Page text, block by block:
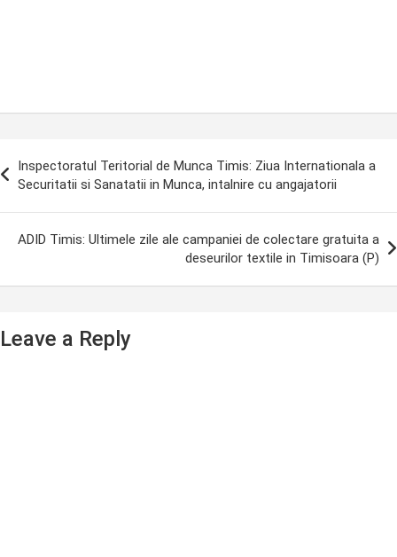
Inspectoratul Teritorial de Munca Timis: Ziua Internationala a
Securitatii si Sanatatii in Munca, intalnire cu angajatorii
ADID Timis: Ultimele zile ale campaniei de colectare gratuita a
deseurilor textile in Timisoara (P)
Leave a Reply